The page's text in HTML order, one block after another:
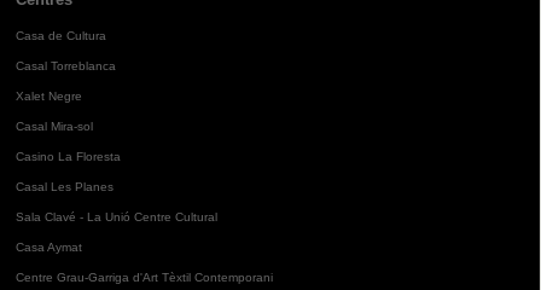
Casa de Cultura
Casal Torreblanca
Xalet Negre
Casal Mira-sol
Casino La Floresta
Casal Les Planes
Sala Clavé - La Unió Centre Cultural
Casa Aymat
Centre Grau-Garriga d'Art Tèxtil Contemporani